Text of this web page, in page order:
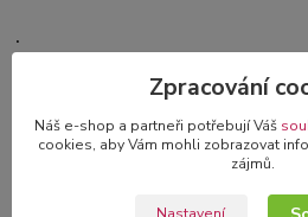
.
Zpracování
Náš e-shop a partneři potřebují Váš
cookies, aby Vám mohli zobrazovat
zájmů.